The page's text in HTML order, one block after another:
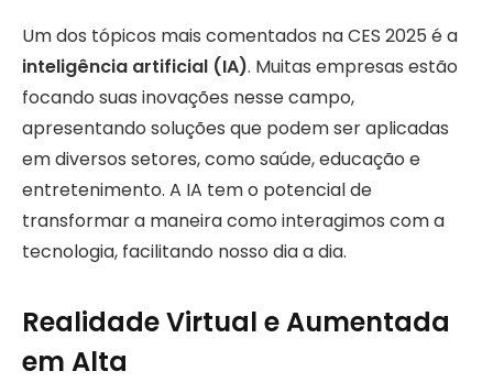
Um dos tópicos mais comentados na CES 2025 é a
inteligência artificial (IA). Muitas empresas estão
focando suas inovações nesse campo,
apresentando soluções que podem ser aplicadas
em diversos setores, como saúde, educação e
entretenimento. A IA tem o potencial de
transformar a maneira como interagimos com a
tecnologia, facilitando nosso dia a dia.
Realidade Virtual e Aumentada
em Alta